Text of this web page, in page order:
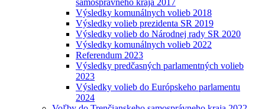
samosprávneho kraja 2017
Výsledky komunálnych volieb 2018
Výsledky volieb prezidenta SR 2019
Výsledky volieb do Národnej rady SR 2020
Výsledky komunálnych volieb 2022
Referendum 2023
Výsledky predčasných parlamentných volieb
2023
Výsledky volieb do Európskeho parlamentu
2024